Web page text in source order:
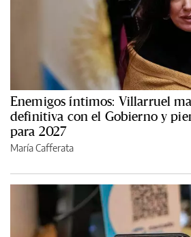
Enemigos íntimos: Villarruel
definitiva con el Gobierno y
para 2027
María Cafferata